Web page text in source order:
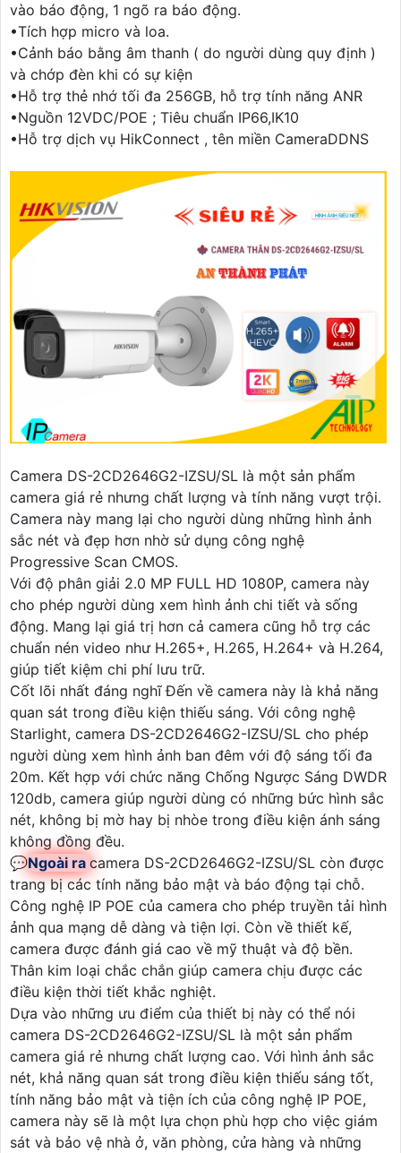
vào báo động, 1 ngõ ra báo động.
•Tích hợp micro và loa.
•Cảnh báo bằng âm thanh ( do người dùng quy định )
và chớp đèn khi có sự kiện
•Hỗ trợ thẻ nhớ tối đa 256GB, hỗ trợ tính năng ANR
•Nguồn 12VDC/POE ; Tiêu chuẩn IP66,IK10
•Hỗ trợ dịch vụ HikConnect , tên miền CameraDDNS
Camera DS-2CD2646G2-IZSU/SL là một sản phẩm
camera giá rẻ nhưng chất lượng và tính năng vượt trội.
Camera này mang lại cho người dùng những hình ảnh
sắc nét và đẹp hơn nhờ sử dụng công nghệ
Progressive Scan CMOS.
Với độ phân giải 2.0 MP FULL HD 1080P, camera này
cho phép người dùng xem hình ảnh chi tiết và sống
động. Mang lại giá trị hơn cả camera cũng hỗ trợ các
chuẩn nén video như H.265+, H.265, H.264+ và H.264,
giúp tiết kiệm chi phí lưu trữ.
Cốt lõi nhất đáng nghĩ Đến về camera này là khả năng
quan sát trong điều kiện thiếu sáng. Với công nghệ
Starlight, camera DS-2CD2646G2-IZSU/SL cho phép
người dùng xem hình ảnh ban đêm với độ sáng tối đa
20m. Kết hợp với chức năng Chống Ngược Sáng DWDR
120db, camera giúp người dùng có những bức hình sắc
nét, không bị mờ hay bị nhòe trong điều kiện ánh sáng
không đồng đều.
💬Ngoài ra camera DS-2CD2646G2-IZSU/SL còn được
trang bị các tính năng bảo mật và báo động tại chỗ.
Công nghệ IP POE của camera cho phép truyền tải hình
ảnh qua mạng dễ dàng và tiện lợi. Còn về thiết kế,
camera được đánh giá cao về mỹ thuật và độ bền.
Thân kim loại chắc chắn giúp camera chịu được các
điều kiện thời tiết khắc nghiệt.
Dựa vào những ưu điểm của thiết bị này có thể nói
camera DS-2CD2646G2-IZSU/SL là một sản phẩm
camera giá rẻ nhưng chất lượng cao. Với hình ảnh sắc
nét, khả năng quan sát trong điều kiện thiếu sáng tốt,
tính năng bảo mật và tiện ích của công nghệ IP POE,
camera này sẽ là một lựa chọn phù hợp cho việc giám
sát và bảo vệ nhà ở, văn phòng, cửa hàng và những